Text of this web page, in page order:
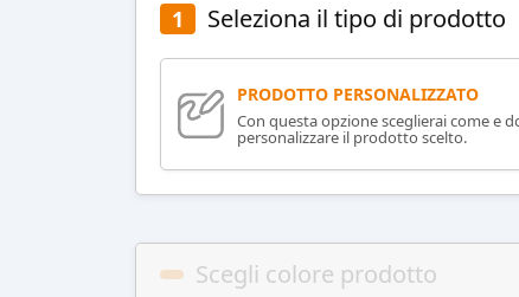
1 Seleziona il tipo di prodotto
PRODOTTO PERSONALIZZATO
Con questa opzione sceglierai come e
personalizzare il prodotto scelto.
Scegli colore prodotto